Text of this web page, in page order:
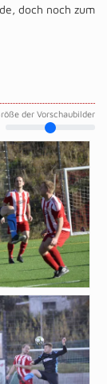
doch noch zum
der Vorschaubilder